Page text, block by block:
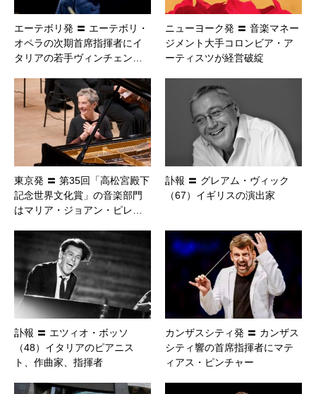
エーテボリ発 〓 エーテボリ・
オペラの次期首席指揮者にイ
タリアの若手ヴィンチェン…
ニューヨーク発 〓 音楽マネー
ジメント大手コロンビア・ア
ーティスツが経営破綻
東京発 〓 第35回「高松宮殿下
記念世界文化賞」の音楽部門
はマリア・ジョアン・ピレ…
訃報 〓 グレアム・ヴィック
（67）イギリスの演出家
訃報 〓 エツィオ・ボッソ
（48）イタリアのピアニス
ト、作曲家、指揮者
カンザスシティ発 〓 カンザス
シティ響の首席指揮者にマテ
ィアス・ピンチャー